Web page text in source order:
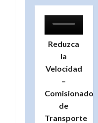
Reduzca
la
Velocidad
–
Comisionado
de
Transporte